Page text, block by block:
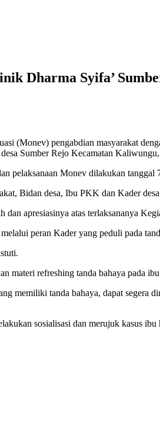
Dharma Syifa’
pengabdian masyarakat
Sumber Rejo Kecamatan
pelaksanaan Monev dilakukan tanggal
Bidan desa, Ibu PKK dan Kader
apresiasinya atas terlaksananya
peran Kader yang peduli pada
materi refreshing tanda bahaya pada
memiliki tanda bahaya, dapat segera
sosialisasi dan merujuk kasus